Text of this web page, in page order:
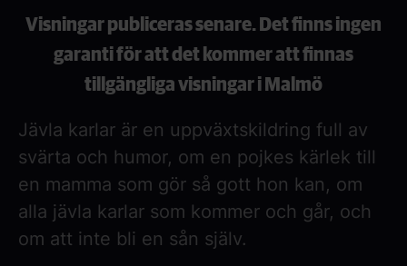
Visningar publiceras senare. Det finns ingen
garanti för att det kommer att finnas
tillgängliga visningar i Malmö
Jävla karlar är en uppväxtskildring full av
svärta och humor, om en pojkes kärlek till
en mamma som gör så gott hon kan, om
alla jävla karlar som kommer och går, och
om att inte bli en sån själv.